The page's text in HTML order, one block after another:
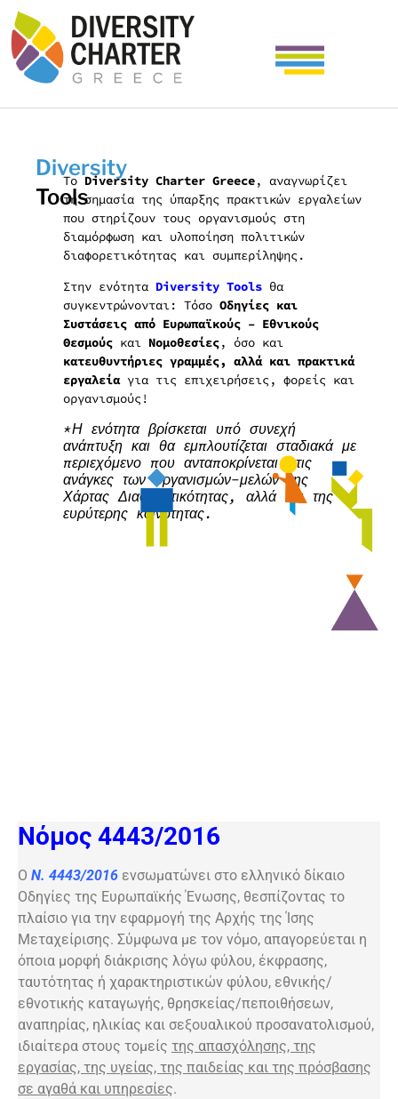
Diversity
Tools
ΤοDiversity Charter Greece, αναγνωρίζει
τη σημασία της ύπαρξης πρακτικών εργαλείων
που στηρίζουν τους οργανισμούς στη
διαμόρφωση και υλοποίηση πολιτικών
διαφορετικότητας και συμπερίληψης.
Στην ενότητα Diversity Toolsθα
συγκεντρώνονται: Τόσο Οδηγίες και
Συστάσεις από Ευρωπαϊκούς – Εθνικούς
Θεσμούςκαι Νομοθεσίες, όσο και
κατευθυντήριες γραμμές, αλλά και πρακτικά
εργαλείαγια τις επιχειρήσεις, φορείς και
οργανισμούς!
*Η ενότητα βρίσκεται υπό συνεχή
ανάπτυξη και θα εμπλουτίζεται σταδιακά με
περιεχόμενο που ανταποκρίνεται στις
ανάγκες των οργανισμών-μελών της
Χάρτας Διαφορετικότητας, αλλά και της
ευρύτερης κοινότητας.
Νόμος 4443/2016
Ο Ν. 4443/2016 ενσωματώνει στο ελληνικό δίκαιο
Οδηγίες της Ευρωπαϊκής Ένωσης, θεσπίζοντας το
πλαίσιο για την εφαρμογή της Αρχής της Ίσης
Μεταχείρισης. Σύμφωνα με τον νόμο, απαγορεύεται η
όποια μορφή διάκρισης λόγω φύλου, έκφρασης,
ταυτότητας ή χαρακτηριστικών φύλου, εθνικής/
εθνοτικής καταγωγής, θρησκείας/πεποιθήσεων,
αναπηρίας, ηλικίας και σεξουαλικού προσανατολισμού,
ιδιαίτερα στους τομείς της απασχόλησης, της
εργασίας, της υγείας, της παιδείας και της πρόσβασης
σε αγαθά και υπηρεσίες.